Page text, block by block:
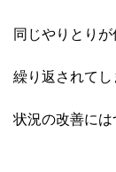
同じやりとり
繰り返されてし
状況の改善には